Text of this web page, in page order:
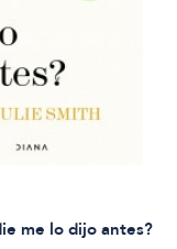
me lo dijo antes?